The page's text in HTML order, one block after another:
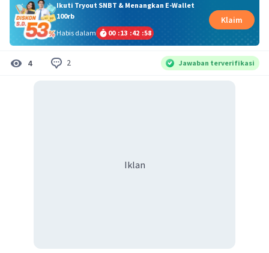
Ikuti Tryout SNBT & Menangkan E-Wallet
100rb
Habis dalam
00 :13 :42 :57
Klaim
4 2 Jawaban terverifikasi
Iklan